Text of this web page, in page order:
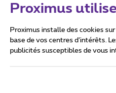
Proximus
Proximus installe des cookies
base de vos centres d’intérêts.
publicités susceptibles de vous